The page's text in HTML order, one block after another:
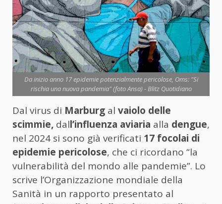
Da inizio anno 17 epidemie potenzialmente pericolose, Oms: "Si
rischia una nuova pandemia" (foto Ansa) - Blitz Quotidiano
Dal virus di Marburg al vaiolo delle
scimmie, dall’influenza aviaria alla dengue,
nel 2024 si sono già verificati 17 focolai di
epidemie pericolose, che ci ricordano “la
vulnerabilità del mondo alle pandemie”. Lo
scrive l’Organizzazione mondiale della
Sanità in un rapporto presentato al